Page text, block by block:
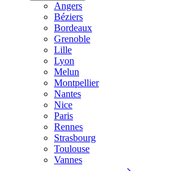
Angers
Béziers
Bordeaux
Grenoble
Lille
Lyon
Melun
Montpellier
Nantes
Nice
Paris
Rennes
Strasbourg
Toulouse
Vannes